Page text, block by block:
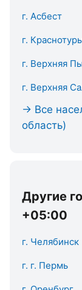
г. Асбест
г.
г. Верхняя
г. Верхняя
→ Все
область)
Другие
+05:00
г. Челябинск
г. г. Пермь